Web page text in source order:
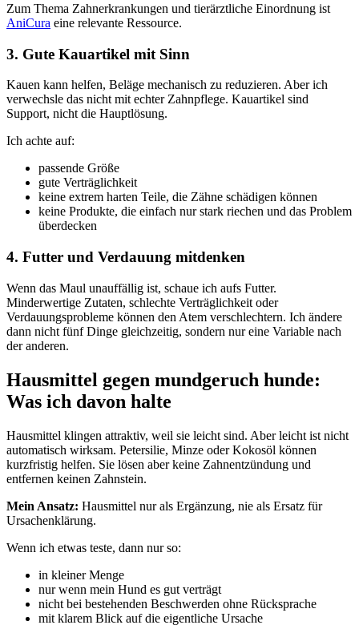
Zum Thema Zahnerkrankungen und tierärztliche Einordnung ist
AniCura eine relevante Ressource.
3. Gute Kauartikel mit Sinn
Kauen kann helfen, Beläge mechanisch zu reduzieren. Aber ich
verwechsle das nicht mit echter Zahnpflege. Kauartikel sind
Support, nicht die Hauptlösung.
Ich achte auf:
passende Größe
gute Verträglichkeit
keine extrem harten Teile, die Zähne schädigen können
keine Produkte, die einfach nur stark riechen und das Problem
überdecken
4. Futter und Verdauung mitdenken
Wenn das Maul unauffällig ist, schaue ich aufs Futter.
Minderwertige Zutaten, schlechte Verträglichkeit oder
Verdauungsprobleme können den Atem verschlechtern. Ich ändere
dann nicht fünf Dinge gleichzeitig, sondern nur eine Variable nach
der anderen.
Hausmittel gegen mundgeruch hunde:
Was ich davon halte
Hausmittel klingen attraktiv, weil sie leicht sind. Aber leicht ist nicht
automatisch wirksam. Petersilie, Minze oder Kokosöl können
kurzfristig helfen. Sie lösen aber keine Zahnentzündung und
entfernen keinen Zahnstein.
Mein Ansatz: Hausmittel nur als Ergänzung, nie als Ersatz für
Ursachenklärung.
Wenn ich etwas teste, dann nur so:
in kleiner Menge
nur wenn mein Hund es gut verträgt
nicht bei bestehenden Beschwerden ohne Rücksprache
mit klarem Blick auf die eigentliche Ursache